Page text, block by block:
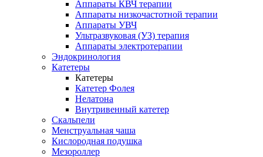
Аппараты КВЧ терапии
Аппараты низкочастотной терапии
Аппараты УВЧ
Ультразвуковая (УЗ) терапия
Аппараты электротерапии
Эндокринология
Катетеры
Катетеры
Катетер Фолея
Нелатона
Внутривенный катетер
Скальпели
Менструальная чаша
Кислородная подушка
Мезороллер